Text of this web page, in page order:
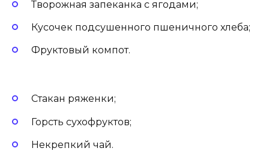
Творожная запеканка с ягодами;
Кусочек подсушенного пшеничного хлеба;
Фруктовый компот.
Стакан ряженки;
Горсть сухофруктов;
Некрепкий чай.